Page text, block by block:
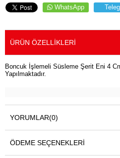
WhatsApp
ÜRÜN ÖZELLIKLERI
Boncuk İşlemeli Süsleme Şerit Eni 4
Yapılmaktadır.
YORUMLAR(0)
ÖDEME SEÇENEKLERI